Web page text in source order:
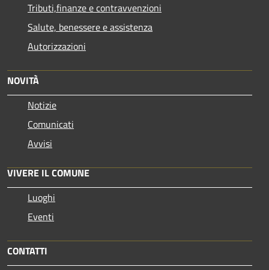
Tributi,finanze e contravvenzioni
Salute, benessere e assistenza
Autorizzazioni
NOVITÀ
Notizie
Comunicati
Avvisi
VIVERE IL COMUNE
Luoghi
Eventi
CONTATTI